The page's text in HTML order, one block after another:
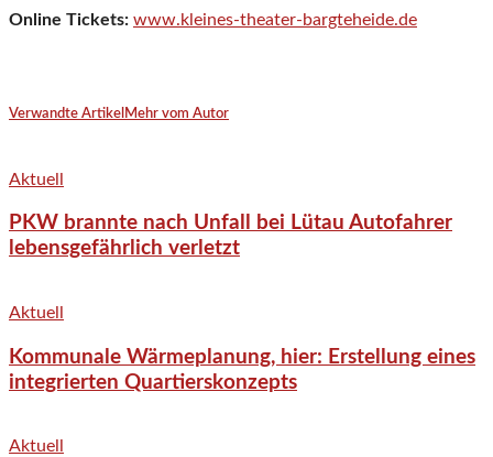
Online Tickets: www.kleines-theater-bargteheide.de
Verwandte Artikel Mehr vom Autor
Aktuell
PKW brannte nach Unfall bei Lütau Autofahrer
lebensgefährlich verletzt
Aktuell
Kommunale Wärmeplanung, hier: Erstellung eines
integrierten Quartierskonzepts
Aktuell